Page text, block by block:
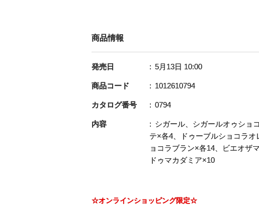
商品情報
発売日 5月13日 10:00
商品コード 1012610794
カタログ番号 0794
内容
シガール、シガールオゥショ
テ×各4、ドゥーブルショコラオ
ョコラブラン×各14、ビエオザ
ドゥマカダミア×10
☆オンラインショッピング限定☆